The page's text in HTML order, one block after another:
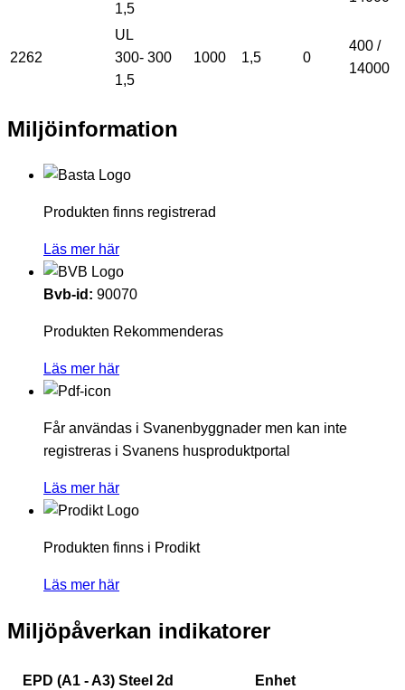
1,5
2262
UL
300-
1,5
300 1000 1,5 0
400 /
14000
Miljöinformation
Produkten finns registrerad
Läs mer här
Bvb-id: 90070
Produkten Rekommenderas
Läs mer här
Får användas i Svanenbyggnader men kan inte
registreras i Svanens husproduktportal
Läs mer här
Produkten finns i Prodikt
Läs mer här
Miljöpåverkan indikatorer
EPD (A1 - A3) Steel 2d Enhet